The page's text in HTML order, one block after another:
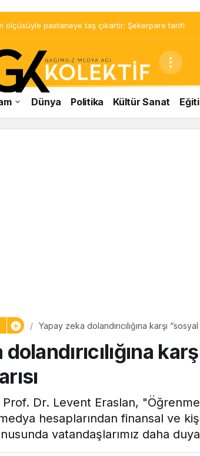
ölçüsüyle pastaneye taş çıkartır: Şekerpare tarifi
Dünya Politika Kültür Sanat
Yapay zeka dolandırıcılığına karşı
Prof. Dr. Levent Eraslan,
hesaplarından finansal ve
vatandaşlarımız daha